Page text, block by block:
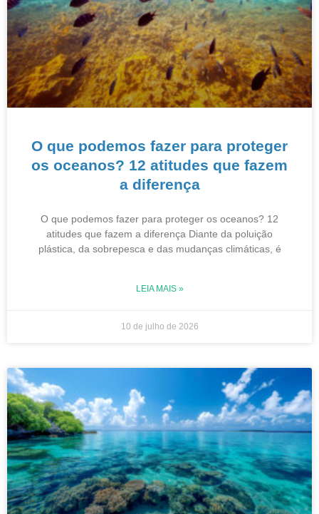
O que podemos fazer para proteger
os oceanos? 12 atitudes que fazem
a diferença
O que podemos fazer para proteger os oceanos? 12
atitudes que fazem a diferença Diante da poluição
plástica, da sobrepesca e das mudanças climáticas, é
LEIA MAIS »
10 de julho de 2026